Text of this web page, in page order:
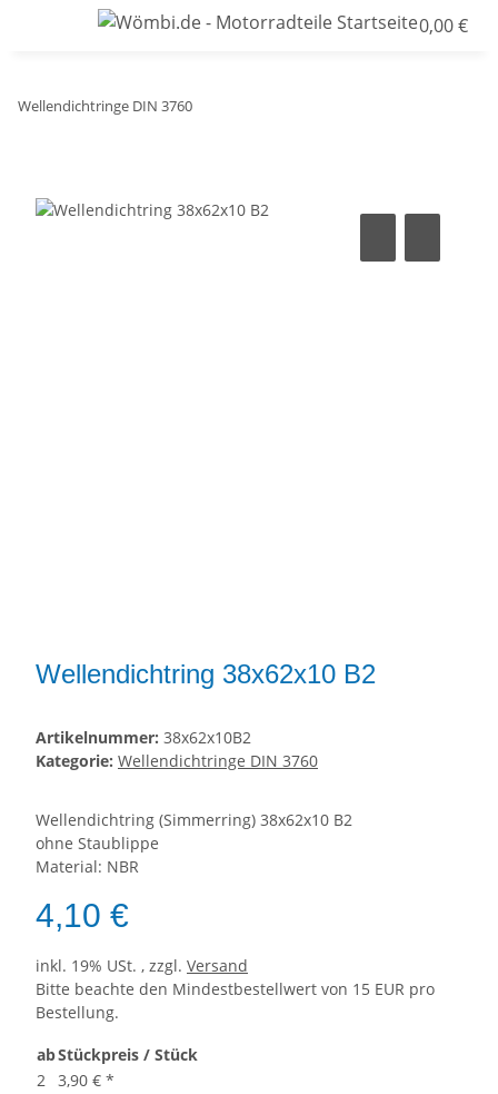
0,00 €
Wellendichtringe DIN 3760
Wellendichtring 38x62x10 B2
Artikelnummer: 38x62x10B2
Kategorie: Wellendichtringe DIN 3760
Wellendichtring (Simmerring) 38x62x10 B2
ohne Staublippe
Material: NBR
4,10 €
inkl. 19% USt. , zzgl. Versand
Bitte beachte den Mindestbestellwert von 15 EUR pro
Bestellung.
abStückpreis / Stück
2 3,90 € *